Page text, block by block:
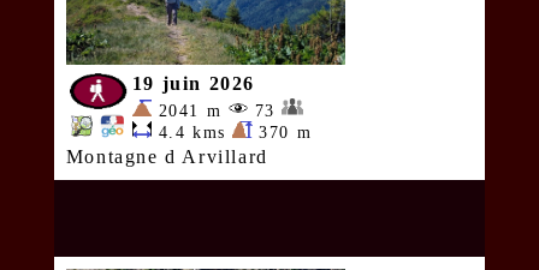
19 juin 2026
2041 m
73
4.4 kms
370 m
Montagne d Arvillard